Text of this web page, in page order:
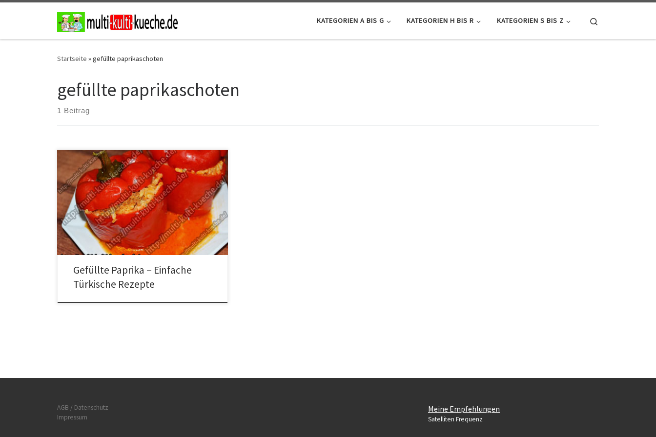
Zum Inhalt springen
KATEGORIEN A BIS G KATEGORIEN H BIS R KATEGORIEN S BIS Z
Startseite »gefüllte paprikaschoten
gefüllte paprikaschoten
1 Beitrag
Zutaten für Gefüllte Paprika 1 Ei7 Rote Paprikas2
Zwiebeln300g Rinderhackfleisch300g Reis2
Knoblauchzehen350ml Passierte Tomaten100ml
Sahne1 Liter Gemüsebrüheetwas PetersilieSalz und
Pfeffer Zubereitung für Gefüllte Paprika Die Zwiebeln
klein schneiden, den Knoblauch pressen und die
Paprika oben abschneiden und alles entkernen. Etwas
Öl in die Pfanne geben, die Zwiebeln und den Knobi
[…]
Gefüllte Paprika – Einfache
Türkische Rezepte
AGB / Datenschutz
Impressum
Meine Empfehlungen
Satelliten Frequenz